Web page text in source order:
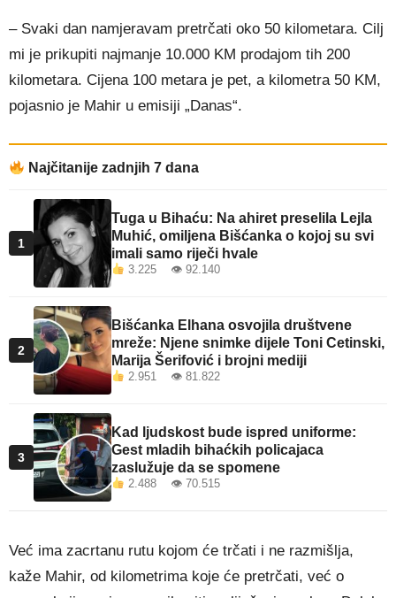
– Svaki dan namjeravam pretrčati oko 50 kilometara. Cilj
mi je prikupiti najmanje 10.000 KM prodajom tih 200
kilometara. Cijena 100 metara je pet, a kilometra 50 KM,
pojasnio je Mahir u emisiji „Danas“.
Najčitanije zadnjih 7 dana
1
Tuga u Bihaću: Na ahiret preselila Lejla
Muhić, omiljena Bišćanka o kojoj su svi
imali samo riječi hvale
3.225 👁 92.140
2
Bišćanka Elhana osvojila društvene
mreže: Njene snimke dijele Toni Cetinski,
Marija Šerifović i brojni mediji
2.951 👁 81.822
3
Kad ljudskost bude ispred uniforme:
Gest mladih bihaćkih policajaca
zaslužuje da se spomene
2.488 👁 70.515
Već ima zacrtanu rutu kojom će trčati i ne razmišlja,
kaže Mahir, od kilometrima koje će pretrčati, već o